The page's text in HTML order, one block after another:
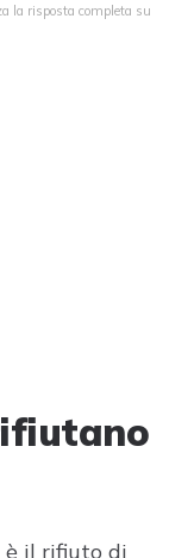
la risposta completa su
è il rifiuto di